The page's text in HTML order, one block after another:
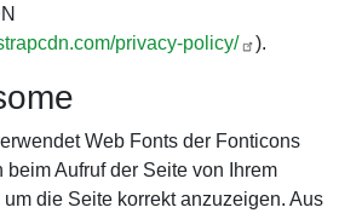
privacy-policy/ ).
Web Fonts der Fonticons
beim Aufruf der Seite von Ihrem
die Seite korrekt anzuzeigen. Aus